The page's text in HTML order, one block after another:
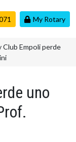
My Rotary
Club Empoli perde
uno